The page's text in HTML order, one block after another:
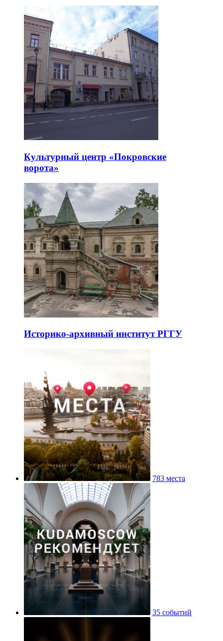
Культурный центр «Покровские
ворота»
Историко-архивный институт РГГУ
783 места
35 событий